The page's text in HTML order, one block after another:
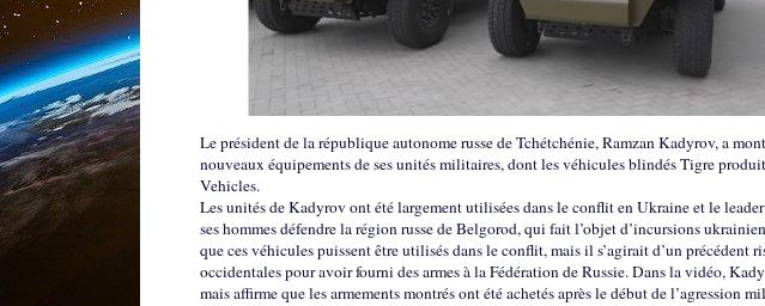
Le président de la république autonome russe de Tchétchénie, Ramzan Kadyrov, a
nouveaux équipements de ses unités militaires, dont les véhicules blindés Tigre
Vehicles.
Les unités de Kadyrov ont été largement utilisées dans le conflit en Ukraine et le
ses hommes défendre la région russe de Belgorod, qui fait l’objet d’incursions
que ces véhicules puissent être utilisés dans le conflit, mais il s’agirait d’un
occidentales pour avoir fourni des armes à la Fédération de Russie. Dans la vidéo,
mais affirme que les armements montrés ont été achetés après le début de l’agression